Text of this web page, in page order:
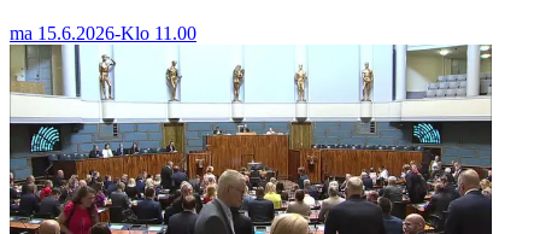
ma 15.6.2026-Klo 11.00